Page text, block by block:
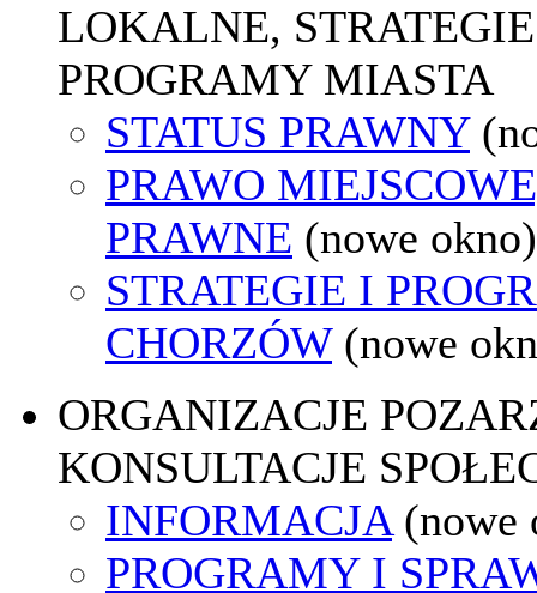
LOKALNE,
PROGRAMY MIASTA
STATUS PRAWNY
PRAWO
PRAWNE (nowe okno)
STRATEGIE I
CHORZÓW (nowe
ORGANIZACJE
KONSULTACJE
INFORMACJA (nowe
PROGRAMY I